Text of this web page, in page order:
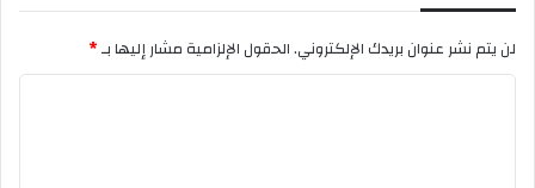
ق
ي
لن يتم نشر عنوان بريدك الإلكتروني.الحقول الإلزامية مشار إليها بـ*